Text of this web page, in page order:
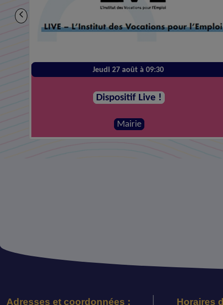
Jeudi 27 août à 09:30
Dispositif Live !
Mairie
Adresses et coordonnées : Horaires